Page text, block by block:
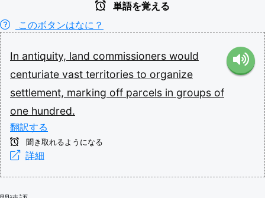
単語を覚える
このボタンはなに？
In antiquity, land commissioners would
centuriate vast territories to organize
settlement, marking off parcels in groups of
one hundred.
翻訳する
聞き取れるようになる
詳細